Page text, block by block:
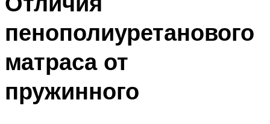
пенополиуретанового
матраса от
пружинного